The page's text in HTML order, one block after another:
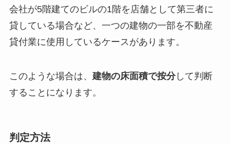
会社が5階建てのビルの1階を店舗として第三者に
貸している場合など、一つの建物の一部を不動産
貸付業に使用しているケースがあります。
このような場合は、 建物の床面積で按分して判断
することになります。
判定方法